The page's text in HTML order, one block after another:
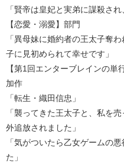
「賢帝は皇妃と実弟に謀殺さ
【恋愛・溺愛】部門
「異母妹に婚約者の王太子奪
子に見初められて幸せです」
【第1回エンターブレインの
加作
「転生・織田信忠」
「襲ってきた王太子と、私を
外追放されました」
「気がついたら乙女ゲームの
た」